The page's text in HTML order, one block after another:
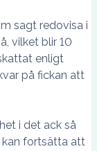
sagt redovisa i
vilket blir 10
enligt
på fickan att
i det ack så
kan fortsätta att